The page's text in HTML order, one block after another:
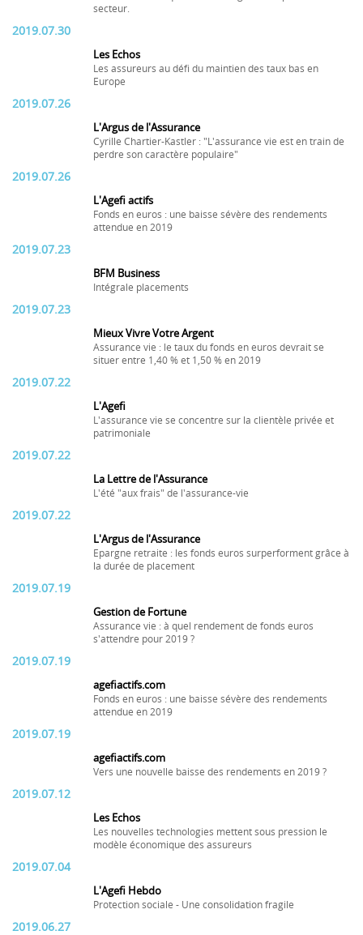
secteur.
2019.07.30
Les Echos
Les assureurs au défi du maintien des taux bas en
Europe
2019.07.26
L'Argus de l'Assurance
Cyrille Chartier-Kastler : "L'assurance vie est en train de
perdre son caractère populaire"
2019.07.26
L'Agefi actifs
Fonds en euros : une baisse sévère des rendements
attendue en 2019
2019.07.23
BFM Business
Intégrale placements
2019.07.23
Mieux Vivre Votre Argent
Assurance vie : le taux du fonds en euros devrait se
situer entre 1,40 % et 1,50 % en 2019
2019.07.22
L'Agefi
L'assurance vie se concentre sur la clientèle privée et
patrimoniale
2019.07.22
La Lettre de l'Assurance
L'été "aux frais" de l'assurance-vie
2019.07.22
L'Argus de l'Assurance
Epargne retraite : les fonds euros surperforment grâce à
la durée de placement
2019.07.19
Gestion de Fortune
Assurance vie : à quel rendement de fonds euros
s'attendre pour 2019 ?
2019.07.19
agefiactifs.com
Fonds en euros : une baisse sévère des rendements
attendue en 2019
2019.07.19
agefiactifs.com
Vers une nouvelle baisse des rendements en 2019 ?
2019.07.12
Les Echos
Les nouvelles technologies mettent sous pression le
modèle économique des assureurs
2019.07.04
L'Agefi Hebdo
Protection sociale - Une consolidation fragile
2019.06.27